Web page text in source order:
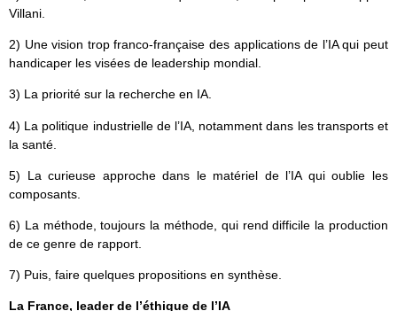
Villani.
2) Une vision trop franco-française des applications de l’IA qui peut
handicaper les visées de leadership mondial.
3) La priorité sur la recherche en IA.
4) La politique industrielle de l’IA, notamment dans les transports et
la santé.
5) La curieuse approche dans le matériel de l’IA qui oublie les
composants.
6) La méthode, toujours la méthode, qui rend difficile la production
de ce genre de rapport.
7) Puis, faire quelques propositions en synthèse.
La France, leader de l’éthique de l’IA